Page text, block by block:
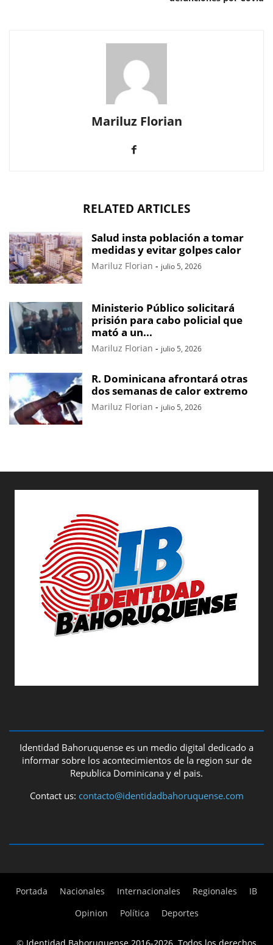
Mariluz Florian
RELATED ARTICLES
Salud insta población a tomar
medidas y evitar golpes calor
Mariluz Florian - julio 5, 2026
Ministerio Público solicitará
prisión para cabo policial que
mató a un...
Mariluz Florian - julio 5, 2026
R. Dominicana afrontará otras
dos semanas de calor extremo
Mariluz Florian - julio 5, 2026
Identidad Bahoruquense es un medio digital dedicado a
informar sobre los acontecimientos de la region sur de
Republica Dominicana y el pais.
Contact us: contacto@identidadbahoruquense.com
Portada Nacionales Internacionales Regionales
IB
Opinion
Política Deportes